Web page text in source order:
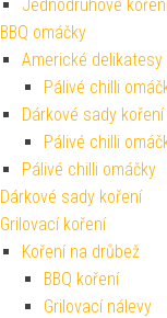
Jednodruhové
BBQ omáčky
Americké delikatesy
Pálivé chilli
Dárkové sady koření
Pálivé chilli
Pálivé chilli omáčky
Dárkové sady koření
Grilovací koření
Koření na drůbež
BBQ koření
Grilovací nálevy